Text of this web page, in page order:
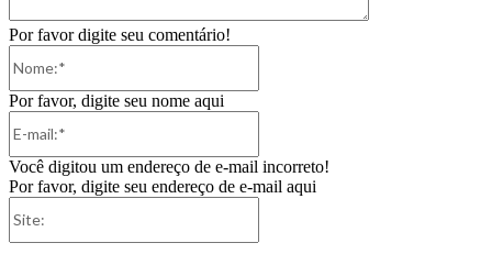
Por favor digite seu comentário!
Por favor, digite seu nome aqui
Você digitou um endereço de e-mail incorreto!
Por favor, digite seu endereço de e-mail aqui